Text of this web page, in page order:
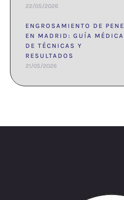
22/05/2026
ENGROSAMIENTO DE PENE
EN MADRID: GUÍA MÉDICA
DE TÉCNICAS Y
RESULTADOS
21/05/2026